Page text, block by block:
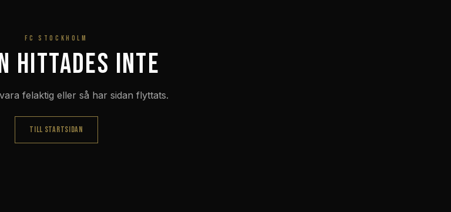
FC STOCKHOLM
hittades inte
felaktig eller så har sidan flyttats.
TILL STARTSIDAN